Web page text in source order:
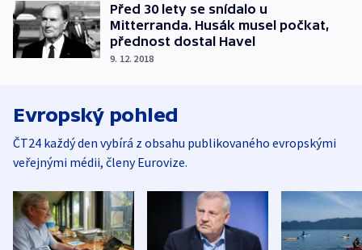
Před 30 lety se snídalo u
Mitterranda. Husák musel počkat,
přednost dostal Havel
9. 12. 2018
Evropský pohled
ČT24 každý den vybírá z obsahu publikovaného evropskými
veřejnými médii, členy Eurovize.